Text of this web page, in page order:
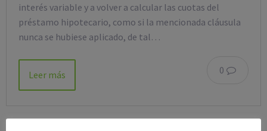
interés variable y a volver a calcular las cuotas del
préstamo hipotecario, como si la mencionada cláusula
nunca se hubiese aplicado, de tal…
0
Leer más